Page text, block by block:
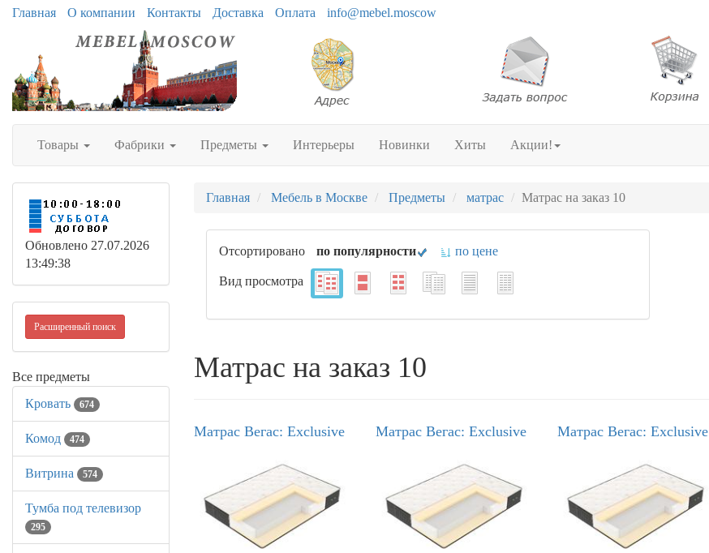
Главная О компании Контакты Доставка Оплата info@mebel.moscow
Товары Фабрики Предметы Интерьеры Новинки Хиты Акции!
Обновлено 27.07.2026
13:49:38
Расширенный поиск
Все предметы
Кровать
674
Комод 474
Витрина 574
Тумба под телевизор
295
Главная Мебель в Москве Предметы матрас Матрас на заказ 10
Отсортировано по популярности по цене
Вид просмотра
Матрас на заказ 10
Матрас Вегас: Exclusive Матрас Вегас: Exclusive Матрас Вегас: Exclusive